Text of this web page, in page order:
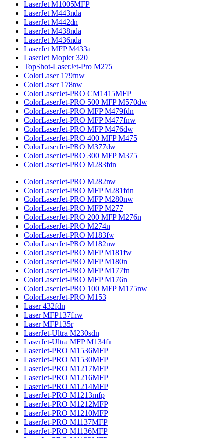
LaserJet M1005MFP
LaserJet M443nda
LaserJet M442dn
LaserJet M438nda
LaserJet M436nda
LaserJet MFP M433a
LaserJet Mopier 320
TopShot-LaserJet-Pro M275
ColorLaser 179fnw
ColorLaser 178nw
ColorLaserJet-PRO CM1415MFP
ColorLaserJet-PRO 500 MFP M570dw
ColorLaserJet-PRO MFP M479fdn
ColorLaserJet-PRO MFP M477fnw
ColorLaserJet-PRO MFP M476dw
ColorLaserJet-PRO 400 MFP M475
ColorLaserJet-PRO M377dw
ColorLaserJet-PRO 300 MFP M375
ColorLaserJet-PRO M283fdn
ColorLaserJet-PRO M282nw
ColorLaserJet-PRO MFP M281fdn
ColorLaserJet-PRO MFP M280nw
ColorLaserJet-PRO MFP M277
ColorLaserJet-PRO 200 MFP M276n
ColorLaserJet-PRO M274n
ColorLaserJet-PRO M183fw
ColorLaserJet-PRO M182nw
ColorLaserJet-PRO MFP M181fw
ColorLaserJet-PRO MFP M180n
ColorLaserJet-PRO MFP M177fn
ColorLaserJet-PRO MFP M176n
ColorLaserJet-PRO 100 MFP M175nw
ColorLaserJet-PRO M153
Laser 432fdn
Laser MFP137fnw
Laser MFP135r
LaserJet-Ultra M230sdn
LaserJet-Ultra MFP M134fn
LaserJet-PRO M1536MFP
LaserJet-PRO M1530MFP
LaserJet-PRO M1217MFP
LaserJet-PRO M1216MFP
LaserJet-PRO M1214MFP
LaserJet-PRO M1213mfp
LaserJet-PRO M1212MFP
LaserJet-PRO M1210MFP
LaserJet-PRO M1137MFP
LaserJet-PRO M1136MFP